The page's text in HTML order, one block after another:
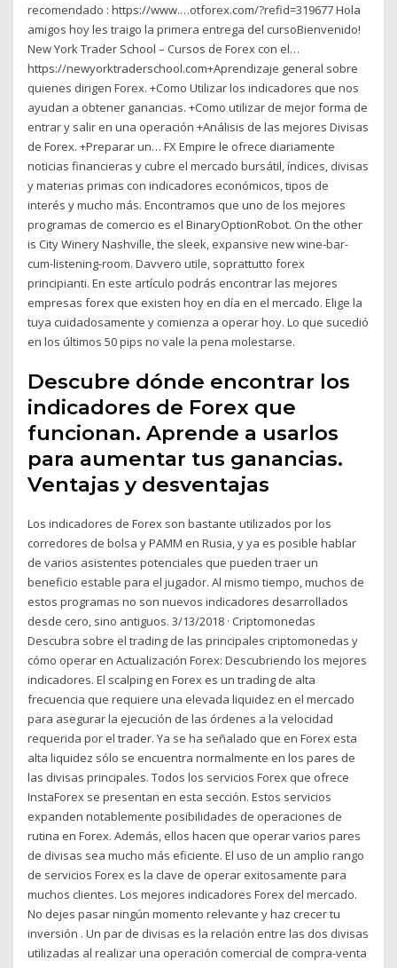
recomendado : https://www.…otforex.com/?refid=319677 Hola
amigos hoy les traigo la primera entrega del cursoBienvenido!
New York Trader School – Cursos de Forex con el…
https://newyorktraderschool.com+Aprendizaje general sobre
quienes dirigen Forex. +Como Utilizar los indicadores que nos
ayudan a obtener ganancias. +Como utilizar de mejor forma de
entrar y salir en una operación +Análisis de las mejores Divisas
de Forex. +Preparar un… FX Empire le ofrece diariamente
noticias financieras y cubre el mercado bursátil, índices, divisas
y materias primas con indicadores económicos, tipos de
interés y mucho más. Encontramos que uno de los mejores
programas de comercio es el BinaryOptionRobot. On the other
is City Winery Nashville, the sleek, expansive new wine-bar-
cum-listening-room. Davvero utile, soprattutto forex
principianti. En este artículo podrás encontrar las mejores
empresas forex que existen hoy en día en el mercado. Elige la
tuya cuidadosamente y comienza a operar hoy. Lo que sucedió
en los últimos 50 pips no vale la pena molestarse.
Descubre dónde encontrar los
indicadores de Forex que
funcionan. Aprende a usarlos
para aumentar tus ganancias.
Ventajas y desventajas
Los indicadores de Forex son bastante utilizados por los
corredores de bolsa y PAMM en Rusia, y ya es posible hablar
de varios asistentes potenciales que pueden traer un
beneficio estable para el jugador. Al mismo tiempo, muchos de
estos programas no son nuevos indicadores desarrollados
desde cero, sino antiguos. 3/13/2018 · Criptomonedas
Descubra sobre el trading de las principales criptomonedas y
cómo operar en Actualización Forex: Descubriendo los mejores
indicadores. El scalping en Forex es un trading de alta
frecuencia que requiere una elevada liquidez en el mercado
para asegurar la ejecución de las órdenes a la velocidad
requerida por el trader. Ya se ha señalado que en Forex esta
alta liquidez sólo se encuentra normalmente en los pares de
las divisas principales. Todos los servicios Forex que ofrece
InstaForex se presentan en esta sección. Estos servicios
expanden notablemente posibilidades de operaciones de
rutina en Forex. Además, ellos hacen que operar varios pares
de divisas sea mucho más eficiente. El uso de un amplio rango
de servicios Forex es la clave de operar exitosamente para
muchos clientes. Los mejores indicadores Forex del mercado.
No dejes pasar ningún momento relevante y haz crecer tu
inversión . Un par de divisas es la relación entre las dos divisas
utilizadas al realizar una operación comercial de compra-venta